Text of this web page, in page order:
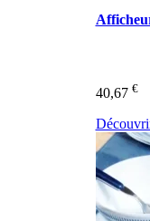
40,67 €